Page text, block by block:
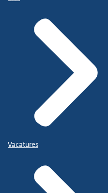
Vacatures